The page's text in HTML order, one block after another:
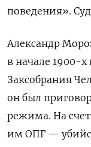
поведения».
Александр
в начале 1900-х
Заксобрания
он был
режима. На
им ОПГ —